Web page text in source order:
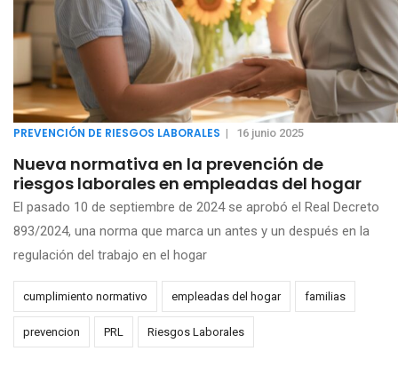
PREVENCIÓN DE RIESGOS LABORALES | 16 junio 2025
Nueva normativa en la prevención de
riesgos laborales en empleadas del hogar
El pasado 10 de septiembre de 2024 se aprobó el Real Decreto
893/2024, una norma que marca un antes y un después en la
regulación del trabajo en el hogar
cumplimiento normativo empleadas del hogar familias
prevencion PRL Riesgos Laborales